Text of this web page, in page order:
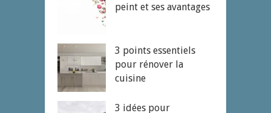
peint et ses avantages
3 points essentiels
pour rénover la
cuisine
3 idées pour